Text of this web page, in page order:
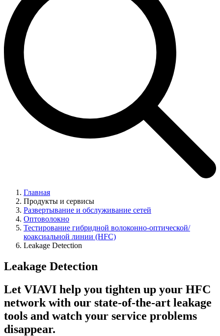
Главная
Продукты и сервисы
Развертывание и обслуживание сетей
Оптоволокно
Тестирование гибридной волоконно-оптической/
коаксиальной линии (HFC)
Leakage Detection
Leakage Detection
Let VIAVI help you tighten up your HFC
network with our state-of-the-art leakage
tools and watch your service problems
disappear.